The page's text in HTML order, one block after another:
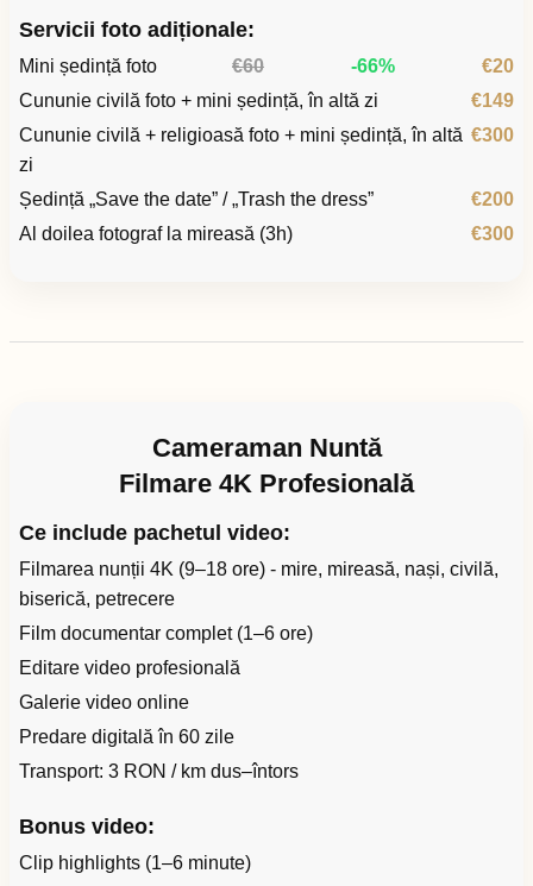
Servicii foto adiționale:
Mini ședință foto €60 -66%
€20
Cununie civilă foto + mini ședință, în altă zi
€149
Cununie civilă + religioasă foto + mini ședință, în altă
zi
€300
Ședință „Save the date” / „Trash the dress”
€200
Al doilea fotograf la mireasă (3h)
€300
Cameraman Nuntă
Filmare 4K Profesională
Ce include pachetul video:
Filmarea nunții 4K (9–18 ore) - mire, mireasă, nași, civilă,
biserică, petrecere
Film documentar complet (1–6 ore)
Editare video profesională
Galerie video online
Predare digitală în 60 zile
Transport: 3 RON / km dus–întors
Bonus video:
Clip highlights (1–6 minute)